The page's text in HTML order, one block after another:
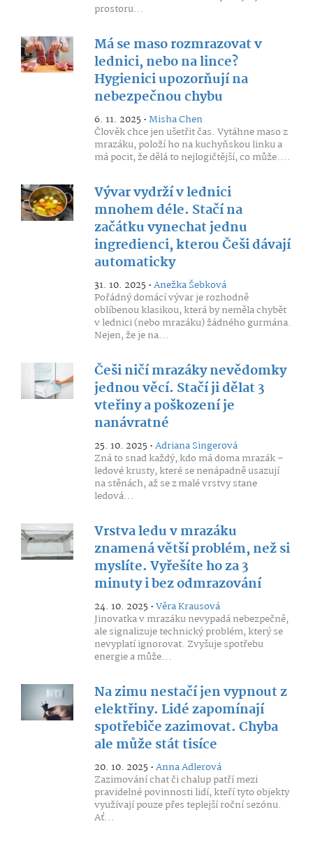
prostoru...
Má se maso rozmrazovat v
lednici, nebo na lince?
Hygienici upozorňují na
nebezpečnou chybu
6. 11. 2025 •Misha Chen
Člověk chce jen ušetřit čas. Vytáhne maso z
mrazáku, položí ho na kuchyňskou linku a
má pocit, že dělá to nejlogičtější, co může....
Vývar vydrží v lednici
mnohem déle. Stačí na
začátku vynechat jednu
ingredienci, kterou Češi dávají
automaticky
31. 10. 2025 •Anežka Šebková
Pořádný domácí vývar je rozhodně
oblíbenou klasikou, která by neměla chybět
v lednici (nebo mrazáku) žádného gurmána.
Nejen, že je na...
Češi ničí mrazáky nevědomky
jednou věcí. Stačí ji dělat 3
vteřiny a poškození je
nanávratné
25. 10. 2025 •Adriana Singerová
Zná to snad každý, kdo má doma mrazák –
ledové krusty, které se nenápadně usazují
na stěnách, až se z malé vrstvy stane
ledová...
Vrstva ledu v mrazáku
znamená větší problém, než si
myslíte. Vyřešíte ho za 3
minuty i bez odmrazování
24. 10. 2025 •Věra Krausová
Jinovatka v mrazáku nevypadá nebezpečně,
ale signalizuje technický problém, který se
nevyplatí ignorovat. Zvyšuje spotřebu
energie a může...
Na zimu nestačí jen vypnout z
elektřiny. Lidé zapomínají
spotřebiče zazimovat. Chyba
ale může stát tisíce
20. 10. 2025 •Anna Adlerová
Zazimování chat či chalup patří mezi
pravidelné povinnosti lidí, kteří tyto objekty
využívají pouze přes teplejší roční sezónu.
Ať...